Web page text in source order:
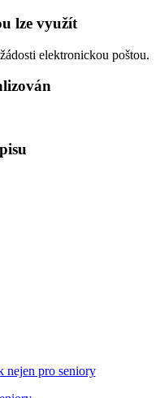
lze využít
elektronickou poštou.
nejen pro seniory